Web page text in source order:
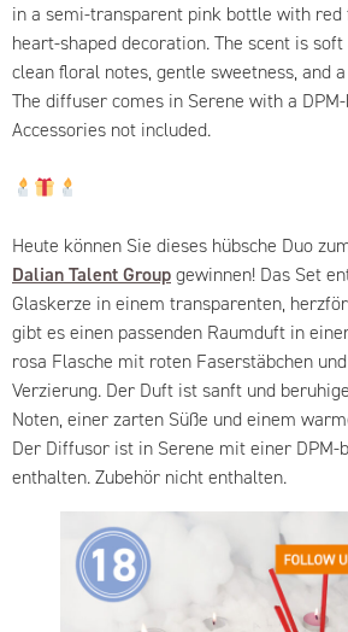
in a semi-transparent pink bottle with red
heart-shaped decoration. The scent is
clean floral notes, gentle sweetness, and
The diffuser comes in Serene with a
Accessories not included.
Heute können Sie dieses hübsche Duo
Dalian Talent Groupgewinnen! Das Set
Glaskerze in einem transparenten,
gibt es einen passenden Raumduft in
rosa Flasche mit roten Faserstäbchen
Verzierung. Der Duft ist sanft und
Noten, einer zarten Süße und einem
Der Diffusor ist in Serene mit einer DPM-
enthalten. Zubehör nicht enthalten.